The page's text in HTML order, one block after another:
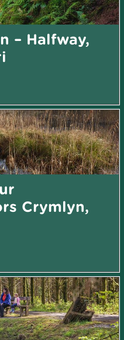
– Halfway,
Crymlyn,